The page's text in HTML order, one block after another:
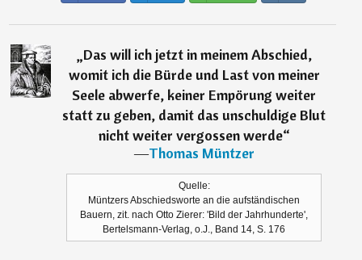
„Das will ich jetzt in meinem Abschied,
womit ich die Bürde und Last von meiner
Seele abwerfe, keiner Empörung weiter
statt zu geben, damit das unschuldige Blut
nicht weiter vergossen werde“
―Thomas Müntzer
Quelle:
Müntzers Abschiedsworte an die aufständischen
Bauern, zit. nach Otto Zierer: 'Bild der Jahrhunderte',
Bertelsmann-Verlag, o.J., Band 14, S. 176